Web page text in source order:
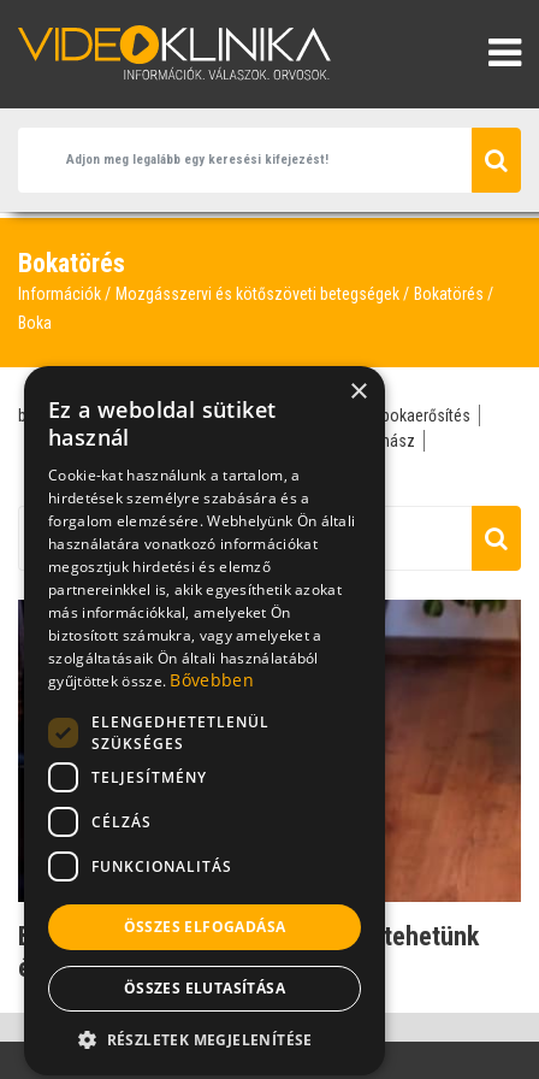
Bokatörés
Információk Mozgásszervi és kötőszöveti betegségek
Bokatörés
Boka
bokatörés sportsebész traumatológus
bokaerősítés
bokasérülés
gyógytornász
ortopédsebész
Bokaerősítés: ilyen gyakorlatokkal tehetünk
érte
×
Ez a weboldal sütiket
használ
Cookie-kat használunk a tartalom, a
hirdetések személyre szabására és a
forgalom elemzésére. Webhelyünk Ön általi
használatára vonatkozó információkat
megosztjuk hirdetési és elemző
partnereinkkel is, akik egyesíthetik azokat
más információkkal, amelyeket Ön
biztosított számukra, vagy amelyeket a
szolgáltatásaik Ön általi használatából
gyűjtöttek össze. Bővebben
ELENGEDHETETLENÜL
SZÜKSÉGES
TELJESÍTMÉNY
CÉLZÁS
FUNKCIONALITÁS
ÖSSZES ELFOGADÁSA
ÖSSZES ELUTASÍTÁSA
RÉSZLETEK MEGJELENÍTÉSE